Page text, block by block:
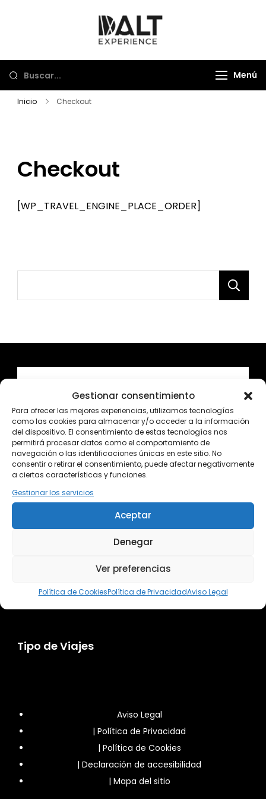
Gestionar consentimiento
Para ofrecer las mejores experiencias, utilizamos tecnologías
como las cookies para almacenar y/o acceder a la información
del dispositivo. El consentimiento de estas tecnologías nos
permitirá procesar datos como el comportamiento de
navegación o las identificaciones únicas en este sitio. No
consentir o retirar el consentimiento, puede afectar negativamente
a ciertas características y funciones.
Gestionar los servicios
Aceptar
Denegar
Ver preferencias
Política de CookiesPolítica de PrivacidadAviso Legal
Menú
Inicio Checkout
Checkout
[WP_TRAVEL_ENGINE_PLACE_ORDER]
Actividades
Tipo de Viajes
Aviso Legal
| Política de Privacidad
| Política de Cookies
| Declaración de accesibilidad
| Mapa del sitio